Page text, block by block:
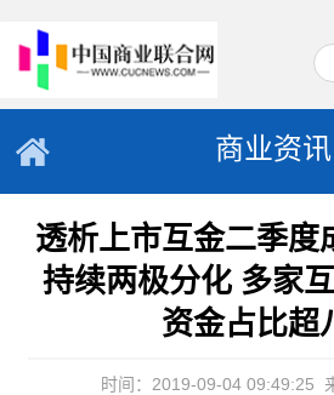
商业资讯
透析上市互金二季度
持续两极分化 多家
资金占比超
时间：2019-09-04 09:49:25